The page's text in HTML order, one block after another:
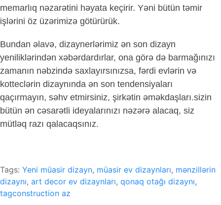
memarlıq nəzarətini həyata keçirir. Yəni bütün təmir
işlərini öz üzərimizə götürürük.
Bundan əlavə, dizaynerlərimiz ən son dizayn
yeniliklərindən xəbərdardırlar, ona görə də barmağınızı
zamanın nəbzində saxlayırsınızsa, fərdi evlərin və
kotteclərin dizaynında ən son tendensiyaları
qaçırmayın, səhv etmirsiniz, şirkətin əməkdaşları.sizin
bütün ən cəsarətli ideyalarınızı nəzərə alacaq, siz
mütləq razı qalacaqsınız.
Tags: Yeni müasir dizayn, müasir ev dizaynları, mənzillərin
dizaynı, art decor ev dizaynları, qonaq otağı dizaynı,
tagconstruction az